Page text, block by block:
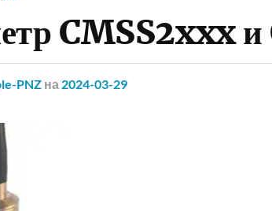
CMSS2xxx
PNZ на 2024-03-29